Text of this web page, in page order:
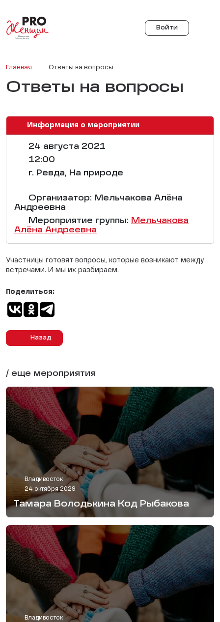
Войти
Главная Ответы на вопросы
Ответы на вопросы
Информация о мероприятии
24 августа 2021
12:00
г. Ревда, На природе
Организатор: Мельчакова Алёна
Андреевна
Мероприятие группы: Мельчакова
Алёна Андреевна
Участницы готовят вопросы, которые возникают между
встречами. И мы их разбираем.
Назад
Поделиться:
/ еще мероприятия
Владивосток
24 октября 2029
Тамара Володькина Код Рыбакова
Владивосток